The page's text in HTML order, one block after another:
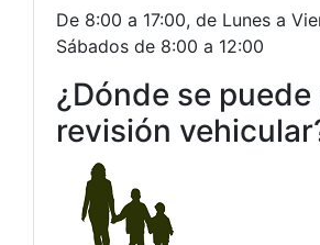
De 8:00 a 17:00, de Lunes a
Sábados de 8:00 a 12:00
¿Dónde se puede
revisión